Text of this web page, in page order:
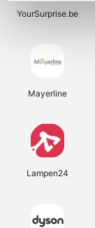
YourSurprise.be
Mayerline
Lampen24